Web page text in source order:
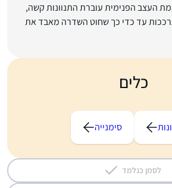
העצב הפנימית עוברת התנוונות קשה,
עד כדי כך שחוט השדרה מאבד את
כלים
סימנייה
לסמן כנלמד